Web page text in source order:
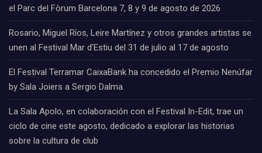
el Parc del Fòrum Barcelona 7, 8 y 9 de agosto de 2026
Rosario, Miguel Ríos, Leire Martínez y otros grandes artistas se
unen al Festival Mar d’Estiu del 31 de julio al 17 de agosto
El Festival Terramar CaixaBank ha concedido el Premio Nenúfar
by Sala Joiers a Sergio Dalma.
La Sala Apolo, en colaboración con el Festival In-Edit, trae un
ciclo de cine este agosto, dedicado a explorar las historias
sobre la cultura de club